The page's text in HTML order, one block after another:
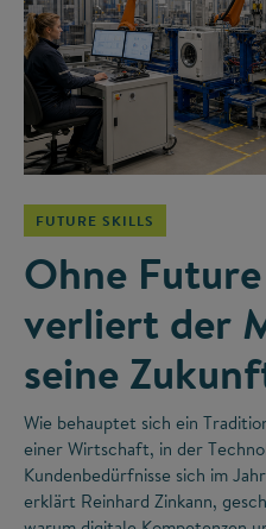
FUTURE SKILLS
Ohne
verliert der
seine
Wie behauptet sich ein
einer Wirtschaft, in der
Kundenbedürfnisse sich im
erklärt Reinhard Zinkann,